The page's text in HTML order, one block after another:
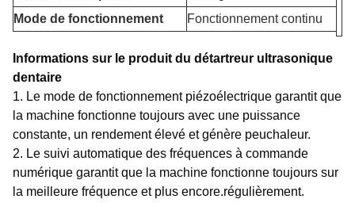
Mode de fonctionnement
Fonctionnement continu
Informations sur le produit du détartreur ultrasonique
dentaire
1. Le mode de fonctionnement piézoélectrique garantit que
la machine fonctionne toujours avec une puissance
constante, un rendement élevé et génère peuchaleur.
2. Le suivi automatique des fréquences à commande
numérique garantit que la machine fonctionne toujours sur
la meilleure fréquence et plus encore.régulièrement.